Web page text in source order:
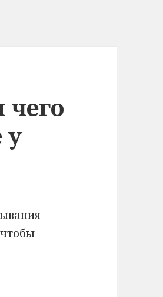
чего
у